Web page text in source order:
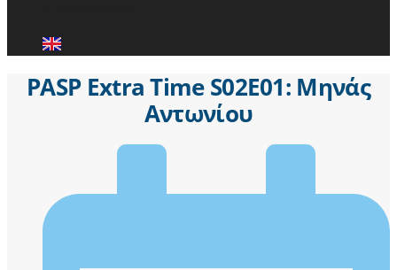
PASP Extra Time S02E01: Μηνάς
Αντωνίου